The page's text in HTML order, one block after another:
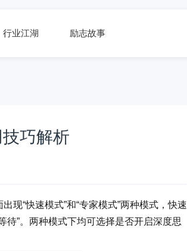
行业江湖 励志故事
巧解析
现“快速模式”和“专家模式”两种模式，快速
待”。两种模式下均可选择是否开启深度思